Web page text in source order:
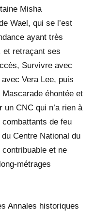
Misha
Wael, qui se l’est
ayant très
et retraçant ses
Survivre avec
Vera Lee, puis
éhontée et
CNC qui n’a rien à
combattants de feu
Centre National du
et ne
métrages
Annales historiques